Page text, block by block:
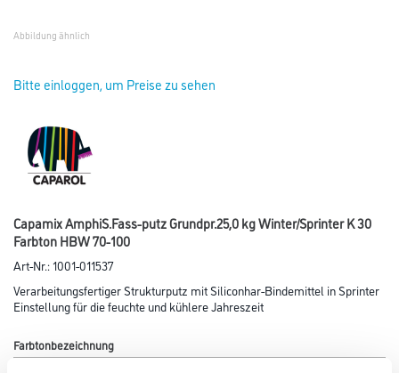
Abbildung ähnlich
Bitte einloggen, um Preise zu sehen
Capamix AmphiS.Fass-putz Grundpr.25,0 kg Winter/Sprinter K 30
Farbton HBW 70-100
Art-Nr.:1001-011537
Verarbeitungsfertiger Strukturputz mit Siliconhar-Bindemittel in Sprinter
Einstellung für die feuchte und kühlere Jahreszeit
Farbtonbezeichnung